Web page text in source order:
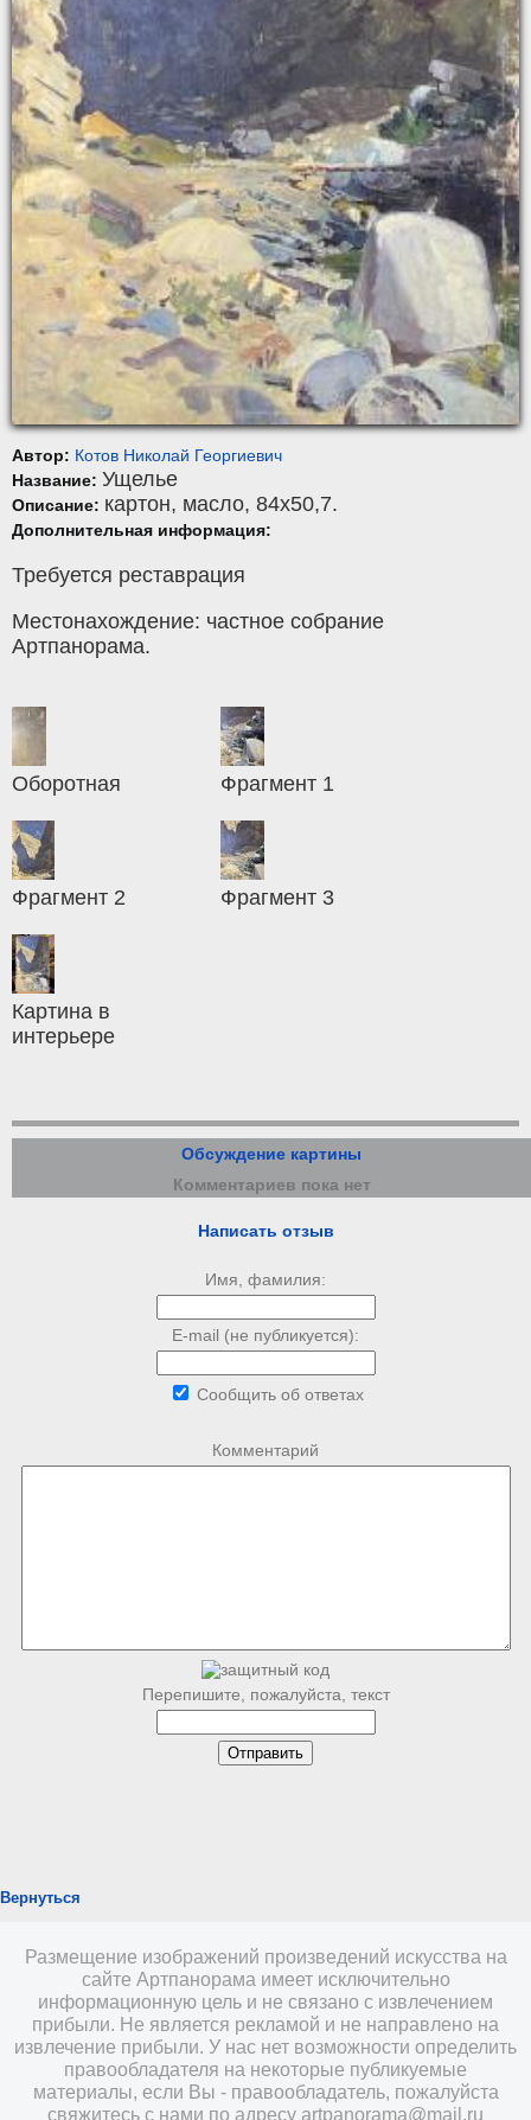
Автор: Котов Николай Георгиевич
Название: Ущелье
Описание: картон, масло, 84x50,7.
Дополнительная информация:
Требуется реставрация
Местонахождение: частное собрание
Артпанорама.
Оборотная Фрагмент 1
Фрагмент 2 Фрагмент 3
Картина в
интерьере
Обсуждение картины
Комментариев пока нет
Написать отзыв
Имя, фамилия:
E-mail (не публикуется):
Сообщить об ответах
Комментарий
Перепишите, пожалуйста, текст
Вернуться
Размещение изображений произведений искусства на
сайте Артпанорама имеет исключительно
информационную цель и не связано с извлечением
прибыли. Не является рекламой и не направлено на
извлечение прибыли. У нас нет возможности определить
правообладателя на некоторые публикуемые
материалы, если Вы - правообладатель, пожалуйста
свяжитесь с нами по адресу artpanorama@mail.ru